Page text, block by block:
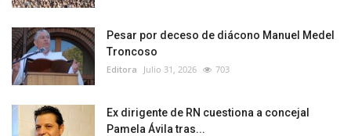
Pesar por deceso de diácono Manuel Medel
Troncoso
Editora Julio 31, 2026 703
Ex dirigente de RN cuestiona a concejal
Pamela Ávila tras...